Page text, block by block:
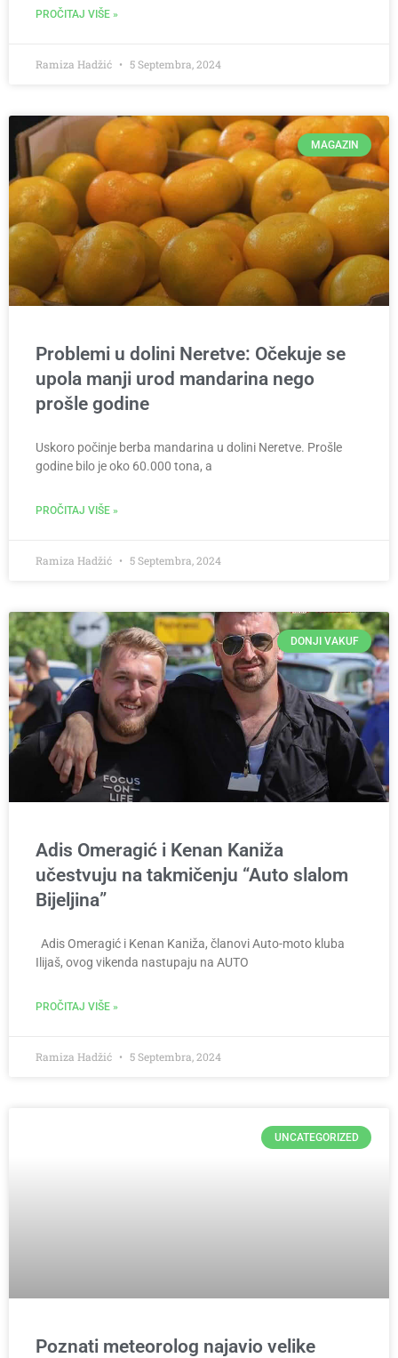
PROČITAJ VIŠE »
Ramiza Hadžić 5 Septembra, 2024
MAGAZIN
Problemi u dolini Neretve: Očekuje se
upola manji urod mandarina nego
prošle godine
Uskoro počinje berba mandarina u dolini Neretve. Prošle
godine bilo je oko 60.000 tona, a
PROČITAJ VIŠE »
Ramiza Hadžić 5 Septembra, 2024
DONJI VAKUF
Adis Omeragić i Kenan Kaniža
učestvuju na takmičenju “Auto slalom
Bijeljina”
Adis Omeragić i Kenan Kaniža, članovi Auto-moto kluba
Ilijaš, ovog vikenda nastupaju na AUTO
PROČITAJ VIŠE »
Ramiza Hadžić 5 Septembra, 2024
UNCATEGORIZED
Poznati meteorolog najavio velike